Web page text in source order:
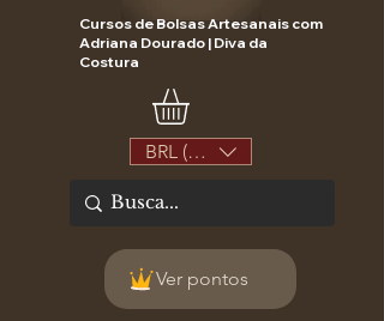
Cursos de Bolsas Artesanais com
Adriana Dourado | Diva da
Costura
BRL (R$)
Ver pontos